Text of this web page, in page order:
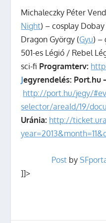
Michaleczky Péter
Night) – cosplay
Dragon György (Gyu) –
501-es Légió / Rebel
sci-fi Programterv:
Jegyrendelés: Port.hu
http://port.hu/jegy/
selector/areaId/19/
Uránia: http://
Post by
]]>